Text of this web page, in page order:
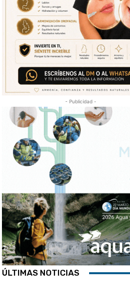
- Publicidad -
ÚLTIMAS NOTICIAS